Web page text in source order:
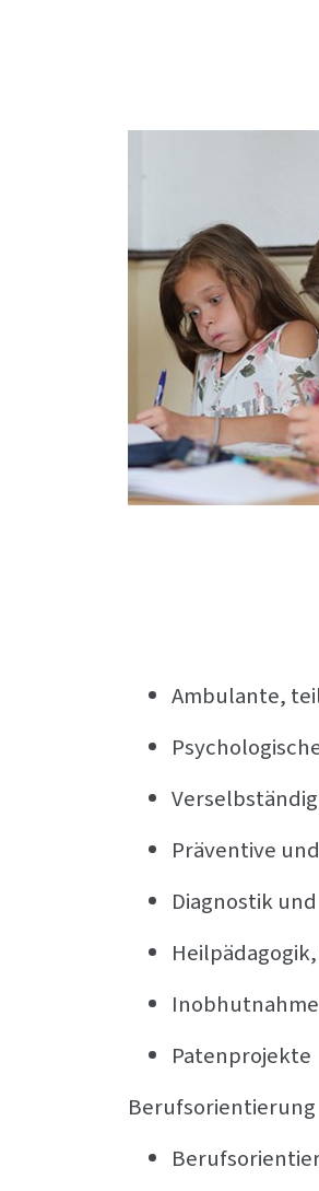
Ambulante,
Präventive
Diagnostik
Patenprojekte
Berufsorientierung